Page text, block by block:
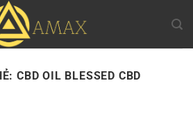
CBD OIL BLESSED CBD